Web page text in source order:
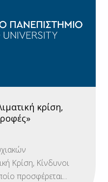
κρίση,
Κρίση, Κίνδυνοι
προσφέρεται...